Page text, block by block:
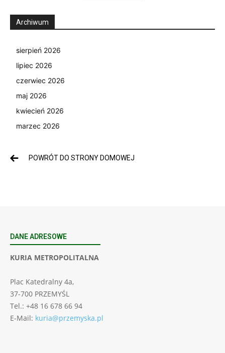
Archiwum
sierpień 2026
lipiec 2026
czerwiec 2026
maj 2026
kwiecień 2026
marzec 2026
POWRÓT DO STRONY DOMOWEJ
DANE ADRESOWE
KURIA METROPOLITALNA
Plac Katedralny 4a,
37-700 PRZEMYŚL
Tel.: +48 16 678 66 94
E-Mail: kuria@przemyska.pl